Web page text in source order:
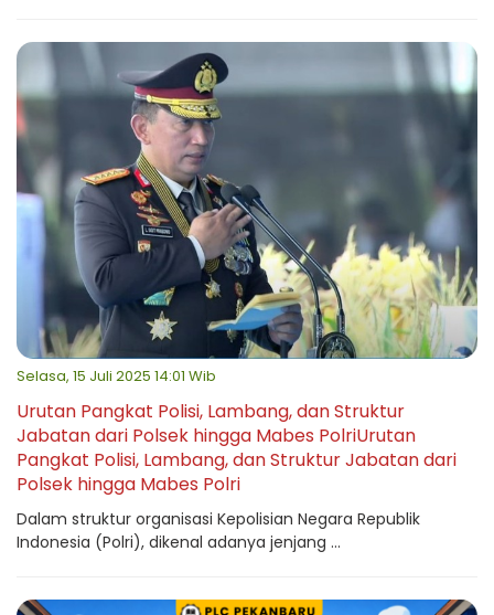
Selasa, 15 Juli 2025 14:01 Wib
Urutan Pangkat Polisi, Lambang, dan Struktur
Jabatan dari Polsek hingga Mabes PolriUrutan
Pangkat Polisi, Lambang, dan Struktur Jabatan dari
Polsek hingga Mabes Polri
Dalam struktur organisasi Kepolisian Negara Republik
Indonesia (Polri), dikenal adanya jenjang ...